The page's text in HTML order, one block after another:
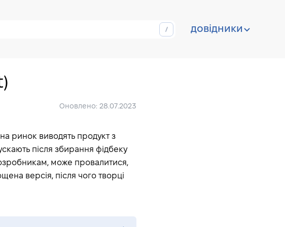
довідники
Оновлено: 28.07.2023
ринок виводять продукт з
після збирання фідбеку
може провалитися,
версія, після чого творці